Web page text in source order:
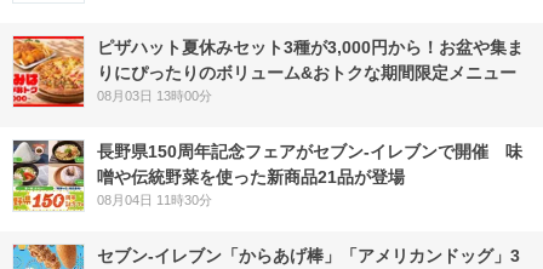
ピザハット夏休みセット3種が3,000円から！お盆や集ま
りにぴったりのボリューム&おトクな期間限定メニュー
08月03日 13時00分
長野県150周年記念フェアがセブン-イレブンで開催 味
噌や伝統野菜を使った新商品21品が登場
08月04日 11時30分
セブン‐イレブン「からあげ棒」「アメリカンドッグ」3